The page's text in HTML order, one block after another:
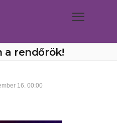
a rendőrök!
16. 00:00